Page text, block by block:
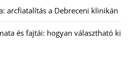
arcfiatalítás a Debreceni klinikán
és fajtái: hogyan választható ki